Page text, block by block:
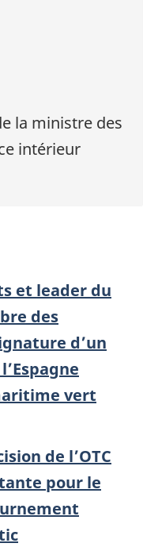
la ministre des
intérieur
et leader du
des
d’un
vert
de l’OTC
pour le